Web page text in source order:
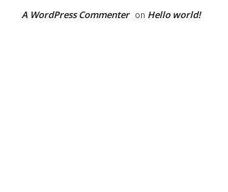
A WordPress Commenter on Hello world!